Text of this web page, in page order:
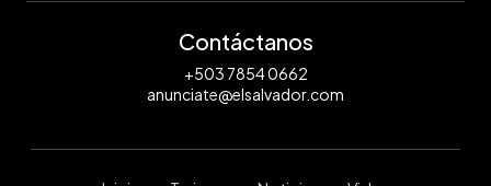
Contáctanos
+503 7854 0662
anunciate@elsalvador.com